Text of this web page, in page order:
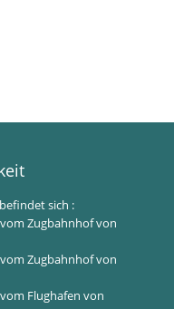
sich :
Zugbahnhof von
Zugbahnhof von
Flughafen von